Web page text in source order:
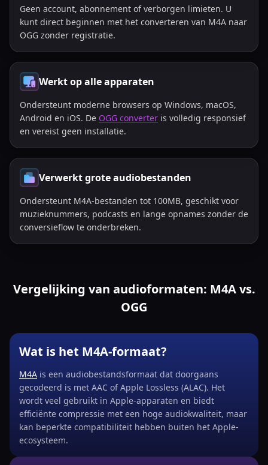
Geen account, abonnement of verborgen limieten. U
kunt direct beginnen met het converteren van M4A naar
OGG zonder registratie.
Werkt op alle apparaten
Ondersteunt moderne browsers op Windows, macOS,
Android en iOS. De OGG converter is volledig responsief
en vereist geen installatie.
Verwerkt grote audiobestanden
Ondersteunt M4A-bestanden tot 100MB, geschikt voor
muzieknummers, podcasts en lange opnames zonder de
conversieflow te onderbreken.
Vergelijking van audioformaten: M4A vs.
OGG
Wat is het M4A-formaat?
M4A is een audiobestandsformaat dat doorgaans
gecodeerd is met AAC of Apple Lossless (ALAC). Het
wordt veel gebruikt in Apple-apparaten en biedt
efficiënte compressie met een hoge audiokwaliteit, maar
kan beperkte compatibiliteit hebben buiten het Apple-
ecosysteem.